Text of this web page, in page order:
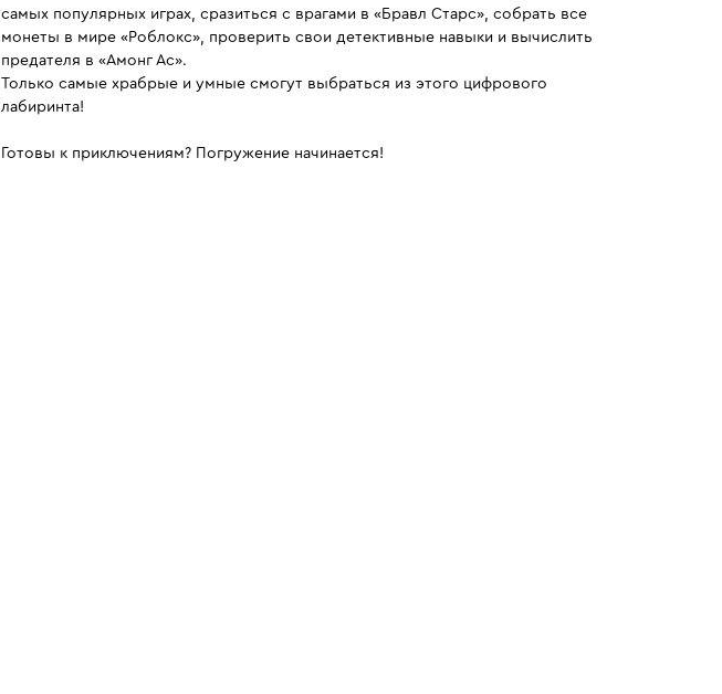
самых популярных играх, сразиться с врагами в «Бравл Старс», собрать все
монеты в мире «Роблокс», проверить свои детективные навыки и вычислить
предателя в «Амонг Ас».
Только самые храбрые и умные смогут выбраться из этого цифрового
лабиринта!
Готовы к приключениям? Погружение начинается!